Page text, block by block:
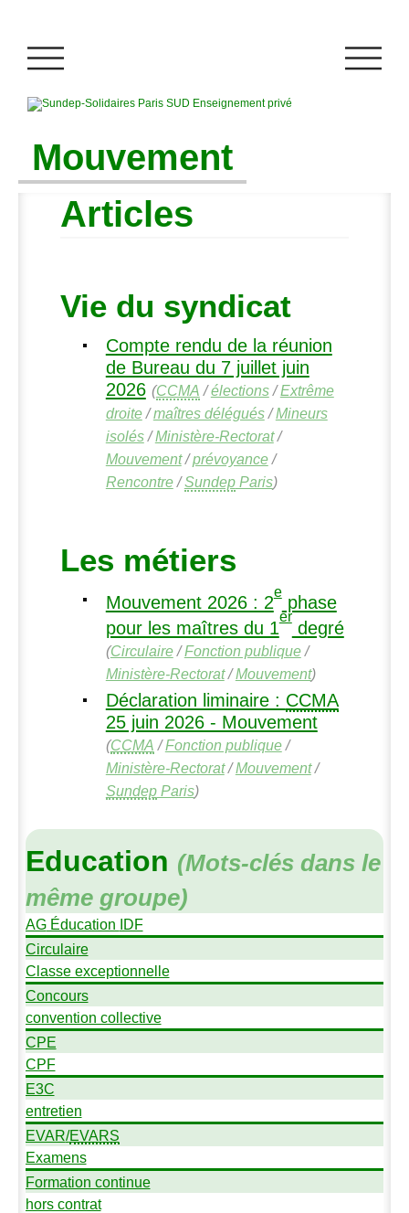
Mouvement
Articles
Vie du syndicat
Compte rendu de la réunion
de Bureau du 7 juillet juin
2026 (CCMA /élections/Extrême
droite/maîtres délégués/Mineurs
isolés/Ministère-Rectorat/
Mouvement/prévoyance/
Rencontre/SundepParis)
Les métiers
Mouvement 2026 : 2
e
phase
pour les maîtres du 1
er
degré
(Circulaire/Fonction publique/
Ministère-Rectorat/Mouvement)
Déclaration liminaire : CCMA
25 juin 2026 - Mouvement
(CCMA /Fonction publique/
Ministère-Rectorat/Mouvement/
SundepParis)
Education (Mots-clés dans le
même groupe)
AGÉducation IDF
Circulaire
Classe exceptionnelle
Concours
convention collective
CPE
CPF
E3C
entretien
EVAR/EVARS
Examens
Formation continue
hors contrat